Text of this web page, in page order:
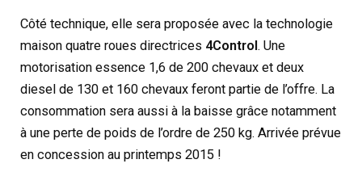
Côté technique, elle sera proposée avec la technologie
maison quatre roues directrices 4Control. Une
motorisation essence 1,6 de 200 chevaux et deux
diesel de 130 et 160 chevaux feront partie de l’offre. La
consommation sera aussi à la baisse grâce notamment
à une perte de poids de l’ordre de 250 kg. Arrivée prévue
en concession au printemps 2015 !